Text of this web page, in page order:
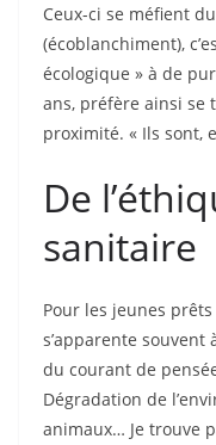
Ceux-ci se méfient
(écoblanchiment),
écologique » à de
ans, préfère ainsi se
proximité. « Ils sont,
De
sanitaire
Pour les jeunes
s’apparente
du courant de
Dégradation de
animaux… Je trouve